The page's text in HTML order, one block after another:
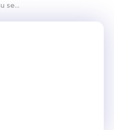
se...